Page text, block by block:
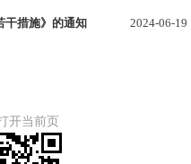
干措施》的通知 2024-06-19
开当前页